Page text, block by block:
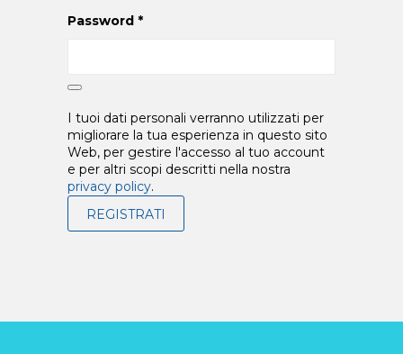
Password *
I tuoi dati personali verranno utilizzati per
migliorare la tua esperienza in questo sito
Web, per gestire l'accesso al tuo account
e per altri scopi descritti nella nostra
privacy policy.
REGISTRATI